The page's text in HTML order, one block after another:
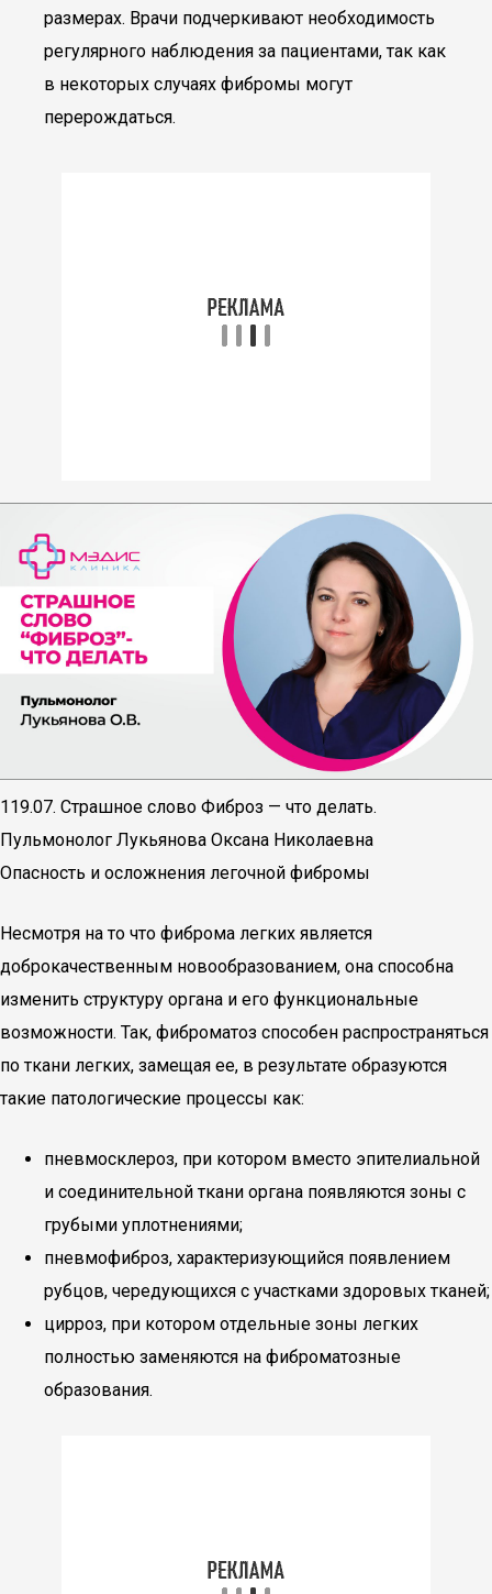
размерах. Врачи подчеркивают необходимость
регулярного наблюдения за пациентами, так как
в некоторых случаях фибромы могут
перерождаться.
119.07. Страшное слово Фиброз — что делать.
Пульмонолог Лукьянова Оксана Николаевна
Опасность и осложнения легочной фибромы
Несмотря на то что фиброма легких является
доброкачественным новообразованием, она способна
изменить структуру органа и его функциональные
возможности. Так, фиброматоз способен распространяться
по ткани легких, замещая ее, в результате образуются
такие патологические процессы как:
пневмосклероз, при котором вместо эпителиальной
и соединительной ткани органа появляются зоны с
грубыми уплотнениями;
пневмофиброз, характеризующийся появлением
рубцов, чередующихся с участками здоровых тканей;
цирроз, при котором отдельные зоны легких
полностью заменяются на фиброматозные
образования.